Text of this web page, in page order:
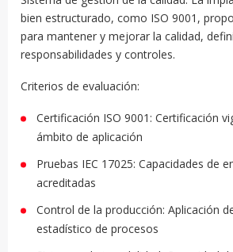
bien estructurado, como ISO 9001,
para mantener y mejorar la calidad,
responsabilidades y controles.
Criterios de evaluación:
Certificación ISO 9001: Certificación
ámbito de aplicación
Pruebas IEC 17025: Capacidades de
acreditadas
Control de la producción: Aplicación
estadístico de procesos